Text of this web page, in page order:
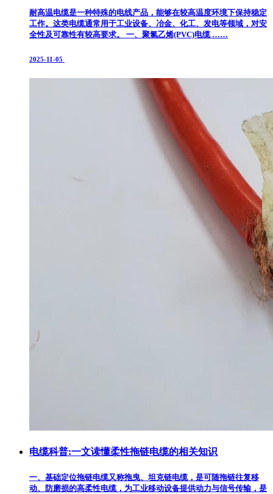
耐高温电缆是一种特殊的电线产品，能够在较高温度环境下保持稳定
工作。这类电缆通常用于工业设备、冶金、化工、发电等领域，对安
全性及可靠性有较高要求。 一、聚氯乙烯(PVC)电缆 ……
2025-11-05
电缆科普:一文读懂柔性拖链电缆的相关知识
一、基础定位​拖链电缆又称拖曳、坦克链电缆，是可随拖链往复移
动、防磨损的高柔性电缆，为工业移动设备提供动力与信号传输，是